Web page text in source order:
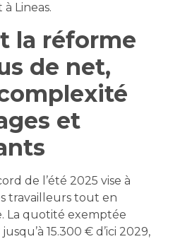
Lineas.
la réforme
de net,
et
de l’été 2025 vise à
travailleurs tout en
La quotité exemptée
15.300 € d’ici 2029,